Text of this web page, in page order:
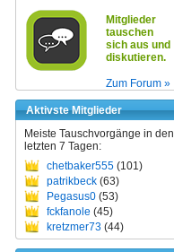
Mitglieder
tauschen
sich aus und
diskutieren.
Zum Forum »
Aktivste Mitglieder
Meiste Tauschvorgänge in den
letzten 7 Tagen:
chetbaker555 (101)
patrikbeck (63)
Pegasus0 (53)
fckfanole (45)
kretzmer73 (44)